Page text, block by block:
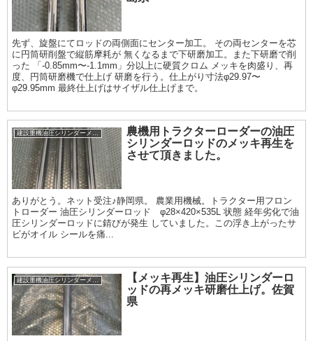
先ず、旋盤にてロッドの両側面にセンター加工。 その両センターを芯
に円筒研削盤で縦筋摩耗が 無くなるまで下研磨加工。また下研磨で削
った 「-0.85mm〜-1.1mm」分以上に硬質クロム メッキを肉盛り、再
度、円筒研磨機で仕上げ 研磨を行う。仕上がり寸法φ29.97〜
φ29.95mm 最終仕上げはサイザル仕上げまで。
建設重機油圧シリンダーメッキ加工履歴
農機用トラクターローダーの油圧
シリンダーロッドのメッキ再生を
させて頂きました。
ありがとう。ネット受注♪静岡県。 農業用機械。トラクター用フロン
トローダー 油圧シリンダーロッド φ28×420×535L 状態 経年劣化で油
圧シリンダーロッドに錆びが発生 していました。この浮き上がったサ
ビがオイル シールを痛...
【メッキ再生】油圧シリンダーロ
ッドの再メッキ研磨仕上げ。佐賀
県